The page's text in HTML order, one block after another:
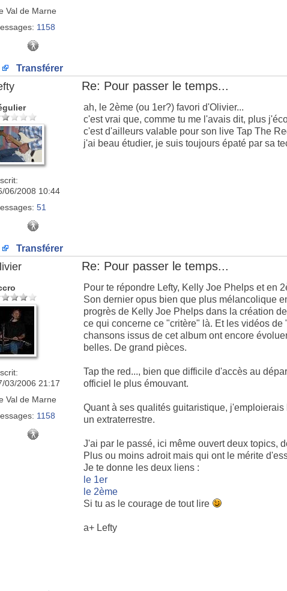
Val de Marne
1158
Transférer
Re: Pour passer le temps...
06/2008 10:44
51
ah, le 2ème (ou 1er?) favori d'Olivier...
c'est vrai que, comme tu me l'avais dit, plus
c'est d'ailleurs valable pour son live Tap The
j'ai beau étudier, je suis toujours épaté par sa
Transférer
Re: Pour passer le temps...
03/2006 21:17
Val de Marne
1158
Pour te répondre Lefty, Kelly Joe Phelps et en
Son dernier opus bien que plus mélancolique
progrès de Kelly Joe Phelps dans la création
ce qui concerne ce "critère" là. Et les vidéos
chansons issus de cet album ont encore
belles. De grand pièces.
Tap the red..., bien que difficile d'accès au
officiel le plus émouvant.
Quant à ses qualités guitaristique,
un extraterrestre.
J'ai par le passé, ici même ouvert deux topics,
Plus ou moins adroit mais qui ont le mérite
Je te donne les deux liens :
le 1er
le 2ème
Si tu as le courage de tout lire
a+ Lefty